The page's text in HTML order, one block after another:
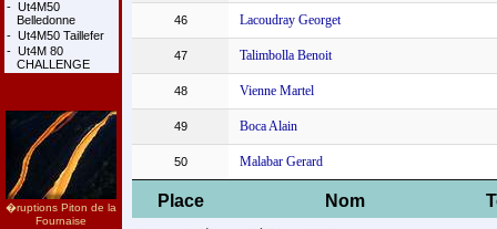
- Ut4M50
Belledonne
- Ut4M50 Taillefer
- Ut4M 80
CHALLENGE
�ruptions Piton de la
Fournaise
Place Nom
46 Lacoudray Georget
47 Talimbolla Benoit
48 Vienne Martel
49 Boca Alain
50 Malabar Gerard